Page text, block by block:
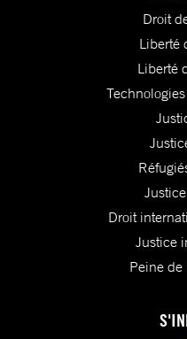
Droit
Liberté
Liberté
Droit
Justice
Peine de